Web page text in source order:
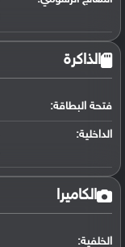
الذاكرة
فتحة البطاقة:
الداخلية:
الكاميرا
الخلفية: